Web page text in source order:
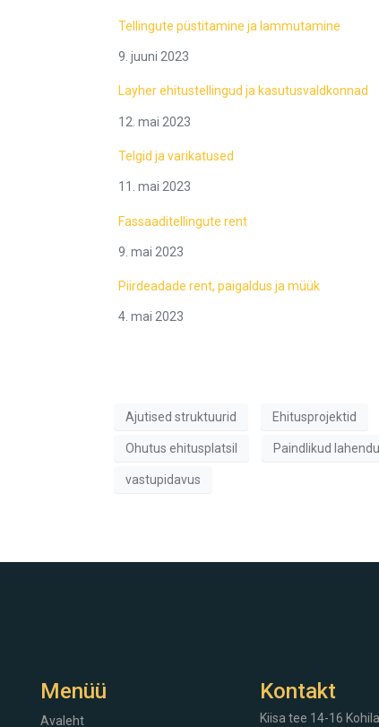
Tellingute püstitamine ja lammutamine
9. juuni 2023
Layher ehitustellingud ja kasutusvaldkonnad
12. mai 2023
Telgid ja varikatused
11. mai 2023
Fassaaditellingute rent
9. mai 2023
Piirdeadade rent, paigaldus ja müük
4. mai 2023
Ajutised struktuurid Ehitusprojektid
Ohutus ehitusplatsil Paindlikud
vastupidavus
Menüü
Avaleht
Kontakt
Kiisa tee 14-16